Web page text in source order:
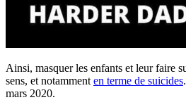
Ainsi, masquer les enfants et leur faire
sens, et notamment en terme de suicides
mars 2020.